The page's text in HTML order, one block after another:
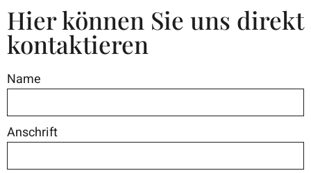
Hier können Sie uns direkt
kontaktieren
Name
Anschrift